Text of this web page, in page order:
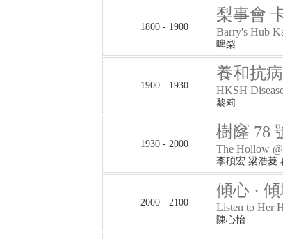
1800 - 1900
梨事會
Barry's Hub
啤梨
1900 - 1930
養和抗
HKSH
黎莉
1930 - 2000
樹窿 78
The Hollow
李碩宏 梁浩菱
2000 - 2100
傾心 ·
Listen to Her
陳心怡